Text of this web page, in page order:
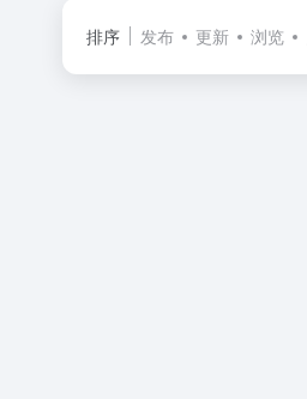
排序 发布 更新 浏览